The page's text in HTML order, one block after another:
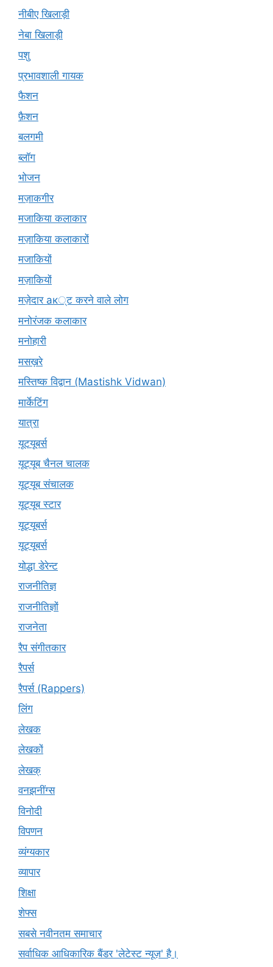
नीबीए खिलाड़ी
नेबा खिलाड़ी
पशु
प्रभावशाली गायक
फैशन
फ़ैशन
बलगमी
ब्लॉग
भोजन
मज़ाकगीर
मजाकिया कलाकार
मज़ाकिया कलाकारों
मजाकियों
मज़ाकियों
मज़ेदार ак्ट करने वाले लोग
मनोरंजक कलाकार
मनोहारी
मसख़रे
मस्तिष्क विद्वान (Mastishk Vidwan)
मार्केटिंग
यात्रा
यूटयूबर्स
यूट्यूब चैनल चालक
यूट्यूब संचालक
यूट्यूब स्टार
यूट्यूबर्स
यूट्‍यूबर्स
योद्धा डेरेन्ट
राजनीतिज्ञ
राजनीतिज्ञों
राजनेता
रैप संगीतकार
रैपर्स
रैपर्स (Rappers)
लिंग
लेखक
लेखकों
लेखक्
वनझनींग्स
विनोदी
विपणन
व्यंग्यकार
व्यापार
शिक्षा
शेफ्स
सबसे नवीनतम समाचार
सर्वाधिक आधिकारिक बैंडर 'लेटेस्ट न्यूज़' है।